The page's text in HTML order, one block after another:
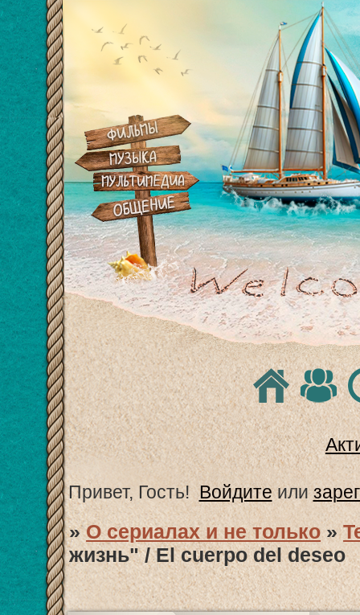
Привет, Гость! Войдитеили
»О сериалах и не только »
жизнь" / El cuerpo del deseo